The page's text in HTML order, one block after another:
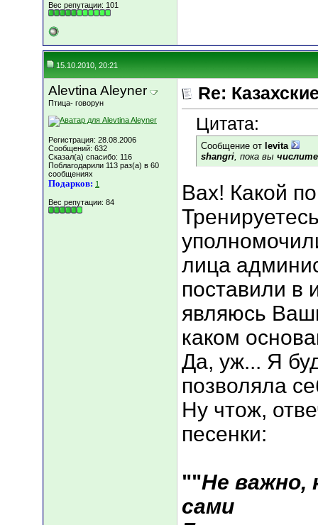
Вес репутации: 101
15.10.2010, 20:21
Alevtina Aleyner
Птица- говорун
Регистрация: 28.08.2006
Сообщений: 632
Сказал(а) спасибо: 116
Поблагодарили 113 раз(а) в 60
сообщениях
Подарков: 1
Вес репутации: 84
Re:
Цитата:
Сообщение от levita
shangri, пока вы
Вах! Какой
лица
поставили в
являюсь
каком
Да, уж... Я
позволяла
Ну чтож,
песенки:
""Не важно,
сами